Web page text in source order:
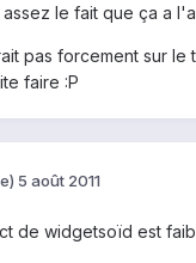
le fait que ça a
pas forcement sur
faire :P
5 août 2011
de widgetsoïd est